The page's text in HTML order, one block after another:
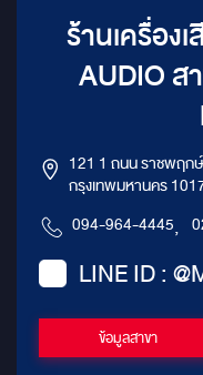
ร้านเครื่อง
AUDIO สาขาราชพฤกษ์ ( Vivi
121 1 ถนน ราชพฤกษ์
กรุงเทพมหานคร
094-964-4445,
LINE ID :
ข้อมูลสาขา